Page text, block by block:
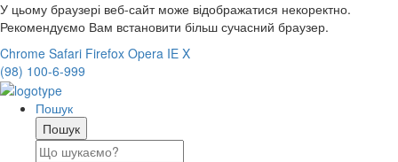
У цьому браузері веб-сайт може відображатися некоректно.
Рекомендуємо Вам встановити більш сучасний браузер.
Chrome Safari Firefox Opera IE X
(98) 100-6-999
Пошук